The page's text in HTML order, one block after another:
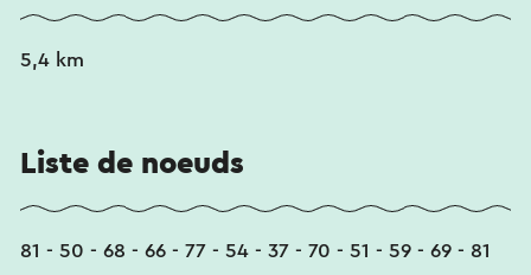
5,4 km
Liste de noeuds
81 - 50 - 68 - 66 - 77 - 54 - 37 - 70 - 51 - 59 - 69 - 81